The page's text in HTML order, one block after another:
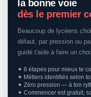
la bonne voie
dès le premier
Beaucoup de lycéens
défaut, par pression ou
guidé t'aide à faire un
✦ 8 étapes pour mieux te
✦ Métiers identifiés selon
✦ Zéro pression — à ton
✦ Commencer est gratuit,